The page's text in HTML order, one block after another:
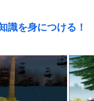
識を身につける！